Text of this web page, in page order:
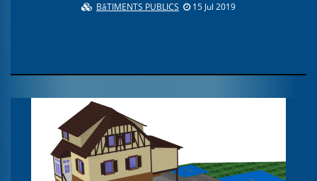
BâTIMENTS PUBLICS 15 Jul 2019